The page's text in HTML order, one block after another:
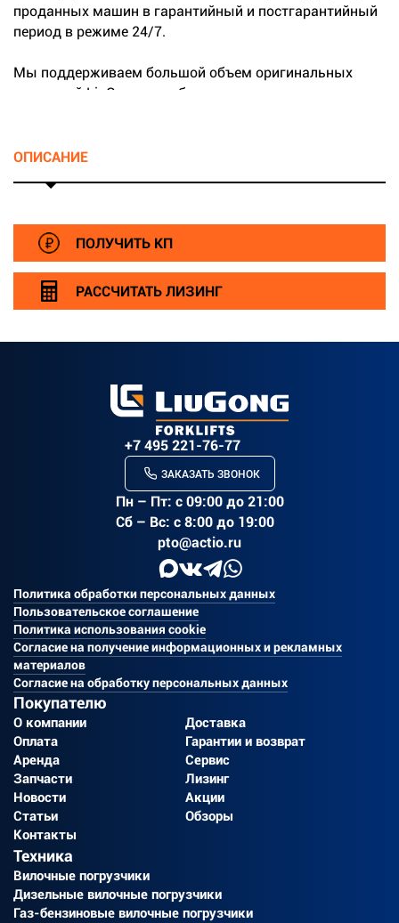
проданных машин в гарантийный и постгарантийный
период в режиме 24/7.
Мы поддерживаем большой объем оригинальных
запчастей LiuGong на собственных складах.
ОПИСАНИЕ
ПОЛУЧИТЬ КП
РАССЧИТАТЬ ЛИЗИНГ
+7 495 221-76-77
ЗАКАЗАТЬ ЗВОНОК
Пн – Пт: c 09:00 до 21:00
Сб – Вс: с 8:00 до 19:00
pto@actio.ru
Политика обработки персональных данных
Пользовательское соглашение
Политика использования cookie
Согласие на получение информационных и рекламных
материалов
Согласие на обработку персональных данных
Покупателю
О компании
Доставка
Оплата
Гарантии и возврат
Аренда
Сервис
Запчасти
Лизинг
Новости
Акции
Статьи
Обзоры
Контакты
Техника
Вилочные погрузчики
Дизельные вилочные погрузчики
Газ-бензиновые вилочные погрузчики